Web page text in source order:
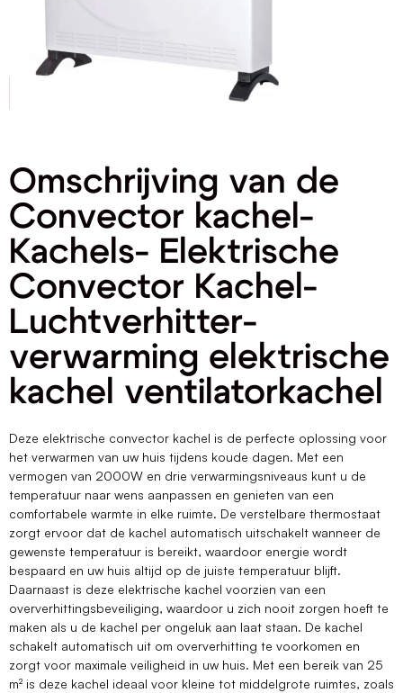
Omschrijving van de
Convector kachel-
Kachels- Elektrische
Convector Kachel-
Luchtverhitter-
verwarming elektrische
kachel ventilatorkachel
Deze elektrische convector kachel is de perfecte oplossing voor
het verwarmen van uw huis tijdens koude dagen. Met een
vermogen van 2000W en drie verwarmingsniveaus kunt u de
temperatuur naar wens aanpassen en genieten van een
comfortabele warmte in elke ruimte. De verstelbare thermostaat
zorgt ervoor dat de kachel automatisch uitschakelt wanneer de
gewenste temperatuur is bereikt, waardoor energie wordt
bespaard en uw huis altijd op de juiste temperatuur blijft.
Daarnaast is deze elektrische kachel voorzien van een
oververhittingsbeveiliging, waardoor u zich nooit zorgen hoeft te
maken als u de kachel per ongeluk aan laat staan. De kachel
schakelt automatisch uit om oververhitting te voorkomen en
zorgt voor maximale veiligheid in uw huis. Met een bereik van 25
m² is deze kachel ideaal voor kleine tot middelgrote ruimtes, zoals